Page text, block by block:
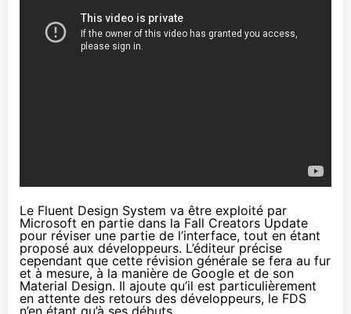
Le Fluent Design System va être exploité par
Microsoft en partie dans la Fall Creators Update
pour réviser une partie de l’interface, tout en étant
proposé aux développeurs. L’éditeur précise
cependant que cette révision générale se fera au fur
et à mesure, à la manière de Google et de son
Material Design. Il ajoute qu’il est particulièrement
en attente des retours des développeurs, le FDS